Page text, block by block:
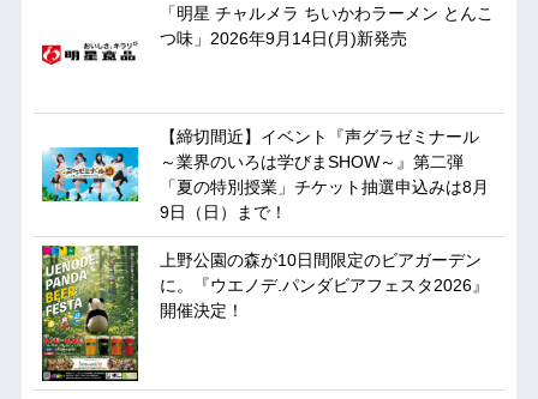
「明星 チャルメラ ちいかわラーメン とんこ
つ味」2026年9月14日(月)新発売
【締切間近】イベント『声グラゼミナール
～業界のいろは学びまSHOW～』第二弾
「夏の特別授業」チケット抽選申込みは8月
9日（日）まで！
上野公園の森が10日間限定のビアガーデン
に。『ウエノデ.パンダビアフェスタ2026』
開催決定！